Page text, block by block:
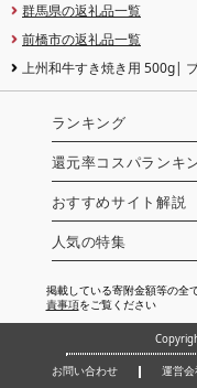
群馬県の返礼品一覧
前橋市の返礼品一覧
上州和牛すき焼き用 500g|
州牛 群馬県 前橋市
ランキング
還元率コスパランキ
おすすめサイト解説
人気の特集
掲載している寄附金額等の全
責事項をご覧ください
お問い合わせ 運営会